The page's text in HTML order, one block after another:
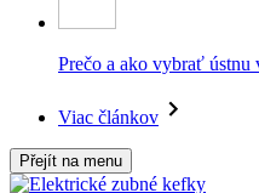
Prečo a ako vybrať ústnu
Viac článkov
Přejít na menu